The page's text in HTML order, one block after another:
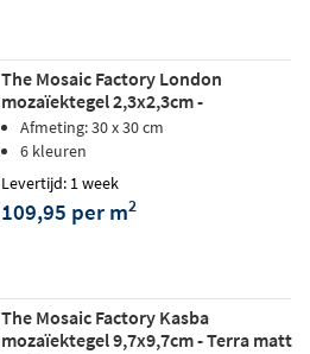
The Mosaic Factory London
mozaïektegel 2,3x2,3cm -
Chessboard matt
Afmeting: 30 x 30 cm
6 kleuren
Levertijd: 1 week
109,95 per m2
The Mosaic Factory Kasba
mozaïektegel 9,7x9,7cm - Terra matt